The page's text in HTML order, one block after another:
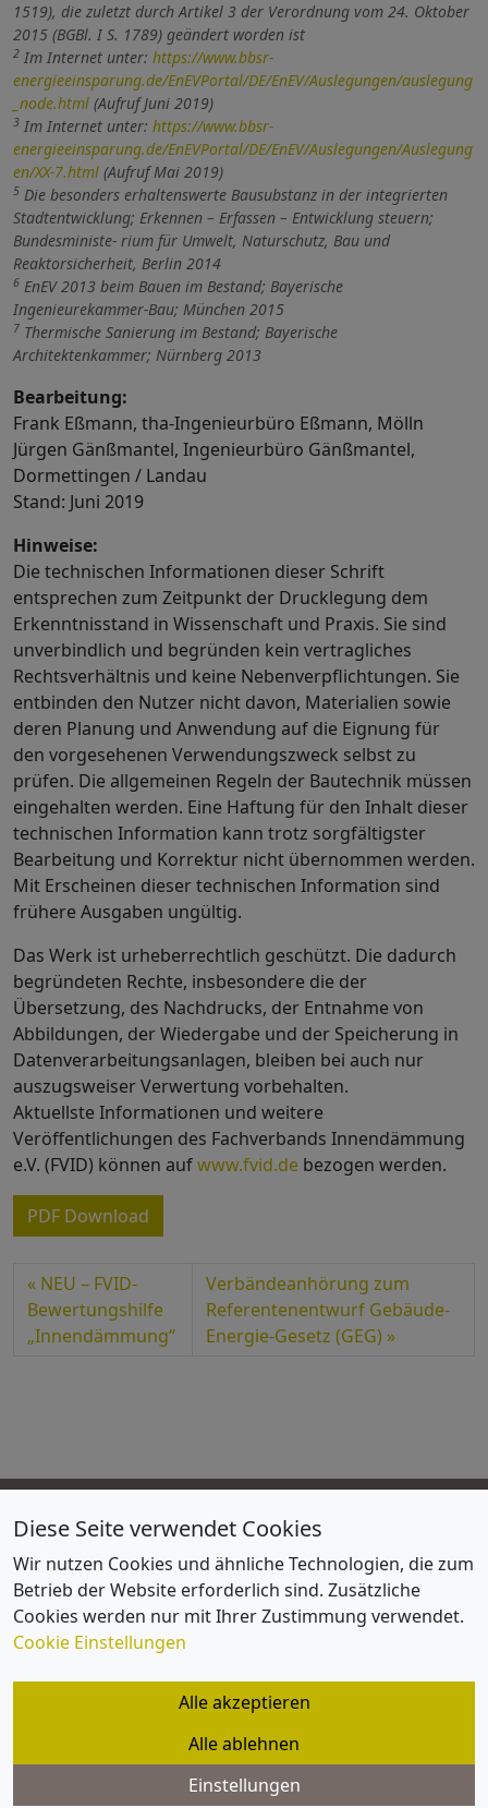
1519), die zuletzt durch Artikel 3 der Verordnung vom 24. Oktober
2015 (BGBl. I S. 1789) geändert worden ist
2 Im Internet unter: https://www.bbsr-
energieeinsparung.de/EnEVPortal/DE/EnEV/Auslegungen/auslegung
_node.html (Aufruf Juni 2019)
3 Im Internet unter: https://www.bbsr-
energieeinsparung.de/EnEVPortal/DE/EnEV/Auslegungen/Auslegung
en/XX-7.html (Aufruf Mai 2019)
5 Die besonders erhaltenswerte Bausubstanz in der integrierten
Stadtentwicklung; Erkennen – Erfassen – Entwicklung steuern;
Bundesministe- rium für Umwelt, Naturschutz, Bau und
Reaktorsicherheit, Berlin 2014
6 EnEV 2013 beim Bauen im Bestand; Bayerische
Ingenieurekammer-Bau; München 2015
7 Thermische Sanierung im Bestand; Bayerische
Architektenkammer; Nürnberg 2013
Bearbeitung:
Frank Eßmann, tha-Ingenieurbüro Eßmann, Mölln
Jürgen Gänßmantel, Ingenieurbüro Gänßmantel,
Dormettingen / Landau
Stand: Juni 2019
Hinweise:
Die technischen Informationen dieser Schrift
entsprechen zum Zeitpunkt der Drucklegung dem
Erkenntnisstand in Wissenschaft und Praxis. Sie sind
unverbindlich und begründen kein vertragliches
Rechtsverhältnis und keine Nebenverpflichtungen. Sie
entbinden den Nutzer nicht davon, Materialien sowie
deren Planung und Anwendung auf die Eignung für
den vorgesehenen Verwendungszweck selbst zu
prüfen. Die allgemeinen Regeln der Bautechnik müssen
eingehalten werden. Eine Haftung für den Inhalt dieser
technischen Information kann trotz sorgfältigster
Bearbeitung und Korrektur nicht übernommen werden.
Mit Erscheinen dieser technischen Information sind
frühere Ausgaben ungültig.
Das Werk ist urheberrechtlich geschützt. Die dadurch
begründeten Rechte, insbesondere die der
Übersetzung, des Nachdrucks, der Entnahme von
Abbildungen, der Wiedergabe und der Speicherung in
Datenverarbeitungsanlagen, bleiben bei auch nur
auszugsweiser Verwertung vorbehalten.
Aktuellste Informationen und weitere
Veröffentlichungen des Fachverbands Innendämmung
e.V. (FVID) können aufwww.fvid.de bezogen werden.
PDF Download
NEU – FVID-
Bewertungshilfe
„Innendämmung“
Verbändeanhörung zum
Referentenentwurf Gebäude-
Energie-Gesetz (GEG)
FVID
Impressum
Lageplan / Anfahrtsskizze
Satzung und Organisation
Datenschutz
Diese Seite verwendet Cookies
Wir nutzen Cookies und ähnliche Technologien, die zum
Betrieb der Website erforderlich sind. Zusätzliche
Cookies werden nur mit Ihrer Zustimmung verwendet.
Cookie Einstellungen
Alle akzeptieren
Alle ablehnen
Einstellungen